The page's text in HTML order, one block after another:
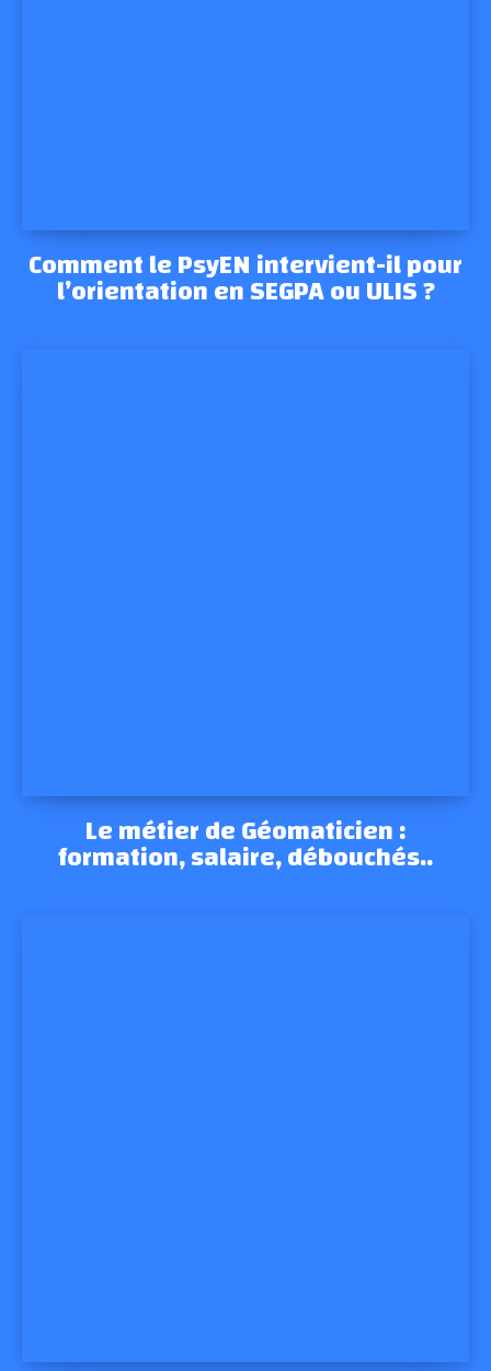
Comment le PsyEN intervient-il pour
l’orientation en SEGPA ou ULIS ?
Le métier de Géomaticien :
formation, salaire, débouchés..